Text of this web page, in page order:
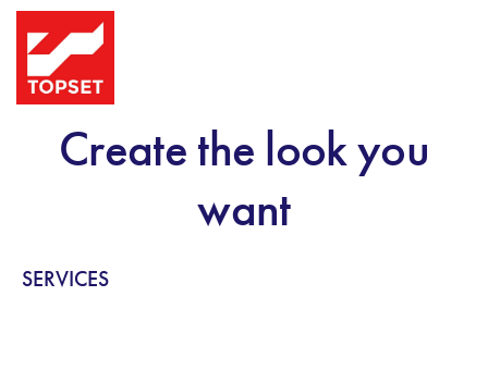
Create the look you
want
SERVICES